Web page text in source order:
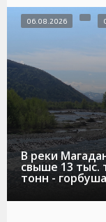
В реки
свыше 13 тыс.
тонн - горбуша
06.08.2026